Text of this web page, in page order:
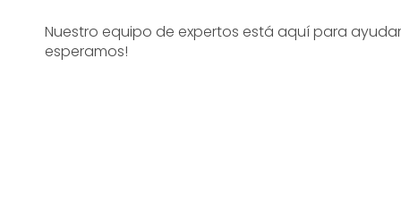
Nuestro equipo de expertos está aquí para
esperamos!